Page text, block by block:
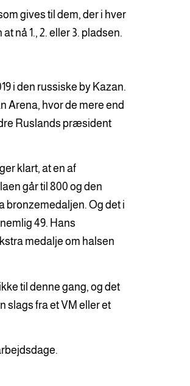
gives til dem, der i hver
nå 1., 2. eller 3. pladsen.
i den russiske by Kazan.
Arena, hvor de mere end
Ruslands præsident
klart, at en af
går til 800 og den
bronzemedaljen. Og det i
49. Hans
medalje om halsen
til denne gang, og det
slags fra et VM eller et